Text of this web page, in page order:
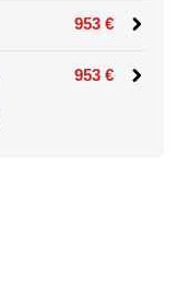
953 €
953 €